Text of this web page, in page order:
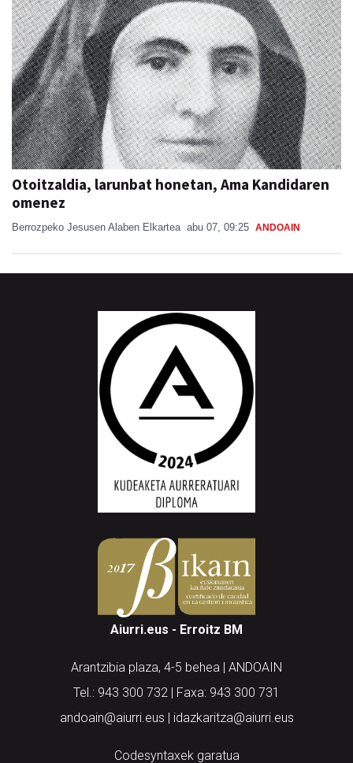
Otoitzaldia, larunbat honetan, Ama Kandidaren
omenez
Berrozpeko Jesusen Alaben Elkartea abu 07, 09:25 ANDOAIN
Aiurri.eus - Erroitz BM
Arantzibia plaza, 4-5 behea | ANDOAIN
Tel.: 943 300 732 | Faxa: 943 300 731
andoain@aiurri.eus | idazkaritza@aiurri.eus
Codesyntaxek garatua